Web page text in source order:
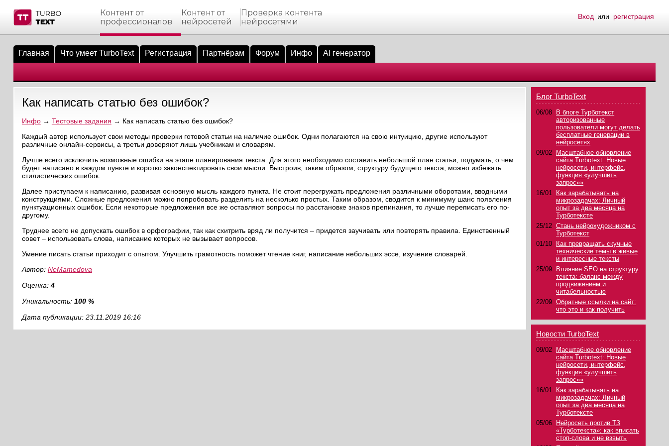
материалы
биржи
пользователи
на сайте
пользователей
сообщения
по форуму
Контент от
профессионалов
Контент от
нейросетей
Проверка контента
нейросетями
Вход или регистрация
Главная Что умеет TurboText Регистрация Партнёрам Форум Инфо AI генератор
Как написать статью без ошибок?
Инфо→ Тестовые задания → Как написать статью без ошибок?
Каждый автор использует свои методы проверки готовой статьи на наличие ошибок. Одни полагаются на свою интуицию, другие используют
различные онлайн-сервисы, а третьи доверяют лишь учебникам и словарям.
Лучше всего исключить возможные ошибки на этапе планирования текста. Для этого необходимо составить небольшой план статьи, подумать, о чем
будет написано в каждом пункте и коротко законспектировать свои мысли. Выстроив, таким образом, структуру будущего текста, можно избежать
стилистических ошибок.
Далее приступаем к написанию, развивая основную мысль каждого пункта. Не стоит перегружать предложения различными оборотами, вводными
конструкциями. Сложные предложения можно попробовать разделить на несколько простых. Таким образом, сводится к минимуму шанс появления
пунктуационных ошибок. Если некоторые предложения все же оставляют вопросы по расстановке знаков препинания, то лучше переписать его по-
другому.
Труднее всего не допускать ошибок в орфографии, так как схитрить вряд ли получится – придется заучивать или повторять правила. Единственный
совет – использовать слова, написание которых не вызывает вопросов.
Умение писать статьи приходит с опытом. Улучшить грамотность поможет чтение книг, написание небольших эссе, изучение словарей.
Автор: NeMamedova
Оценка: 4
Уникальность: 100 %
Дата публикации: 23.11.2019 16:16
Блог TurboText
06/08
В блоге Турботекст
авторизованные
пользователи могут делать
бесплатные генерации в
нейросетях
09/02
Масштабное обновление
сайта Turbotext: Новые
нейросети, интерфейс,
функция «улучшить
запрос»»
16/01
Как зарабатывать на
микрозадачах: Личный
опыт за два месяца на
Турботексте
25/12 Стань нейрохудожником с
Турботекст
01/10
Как превращать скучные
технические темы в живые
и интересные тексты
25/09
Влияние SEO на структуру
текста: баланс между
продвижением и
читабельностью
22/09 Обратные ссылки на сайт:
что это и как получить
Новости TurboText
09/02
Масштабное обновление
сайта Turbotext: Новые
нейросети, интерфейс,
функция «улучшить
запрос»»
16/01
Как зарабатывать на
микрозадачах: Личный
опыт за два месяца на
Турботексте
05/06
Нейросеть против ТЗ
«Турботекста»: как вписать
стоп-слова и не взвыть